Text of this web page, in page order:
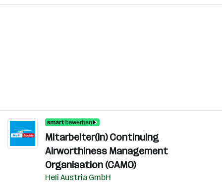
Mitarbeiter(in) Continuing
Airworthiness Management
Organisation (CAMO)
Heli Austria GmbH